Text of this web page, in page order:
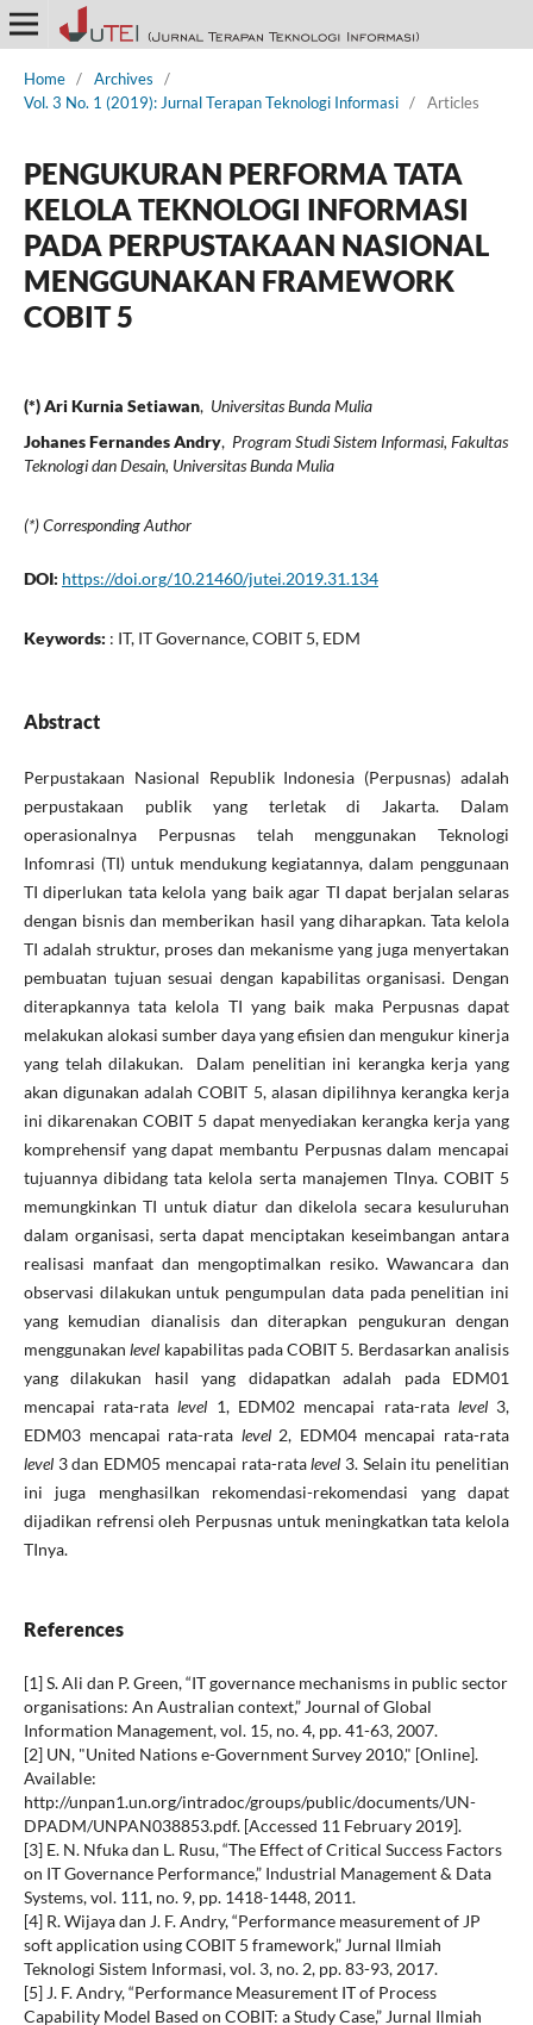
Home / Archives
/
Vol. 3 No. 1 (2019): Jurnal Terapan Teknologi Informasi / Articles
PENGUKURAN PERFORMA TATA
KELOLA TEKNOLOGI INFORMASI
PADA PERPUSTAKAAN NASIONAL
MENGGUNAKAN FRAMEWORK
COBIT 5
(*) Ari Kurnia Setiawan, Universitas Bunda Mulia
Johanes Fernandes Andry, Program Studi Sistem Informasi, Fakultas
Teknologi dan Desain, Universitas Bunda Mulia
(*) Corresponding Author
DOI: https://doi.org/10.21460/jutei.2019.31.134
Keywords: : IT, IT Governance, COBIT 5, EDM
Abstract
Perpustakaan Nasional Republik Indonesia (Perpusnas) adalah
perpustakaan publik yang terletak di Jakarta. Dalam
operasionalnya Perpusnas telah menggunakan Teknologi
Infomrasi (TI) untuk mendukung kegiatannya, dalam penggunaan
TI diperlukan tata kelola yang baik agar TI dapat berjalan selaras
dengan bisnis dan memberikan hasil yang diharapkan. Tata kelola
TI adalah struktur, proses dan mekanisme yang juga menyertakan
pembuatan tujuan sesuai dengan kapabilitas organisasi. Dengan
diterapkannya tata kelola TI yang baik maka Perpusnas dapat
melakukan alokasi sumber daya yang efisien dan mengukur kinerja
yang telah dilakukan. Dalam penelitian ini kerangka kerja yang
akan digunakan adalah COBIT 5, alasan dipilihnya kerangka kerja
ini dikarenakan COBIT 5 dapat menyediakan kerangka kerja yang
komprehensif yang dapat membantu Perpusnas dalam mencapai
tujuannya dibidang tata kelola serta manajemen TInya. COBIT 5
memungkinkan TI untuk diatur dan dikelola secara kesuluruhan
dalam organisasi, serta dapat menciptakan keseimbangan antara
realisasi manfaat dan mengoptimalkan resiko. Wawancara dan
observasi dilakukan untuk pengumpulan data pada penelitian ini
yang kemudian dianalisis dan diterapkan pengukuran dengan
menggunakanlevel kapabilitas pada COBIT 5. Berdasarkan analisis
yang dilakukan hasil yang didapatkan adalah pada EDM01
mencapai rata-ratalevel 1, EDM02 mencapai rata-rata level3,
EDM03 mencapai rata-rata level 2, EDM04 mencapai rata-rata
level 3 dan EDM05 mencapai rata-ratalevel 3. Selain itu penelitian
ini juga menghasilkan rekomendasi-rekomendasi yang dapat
dijadikan refrensi oleh Perpusnas untuk meningkatkan tata kelola
TInya.
References
[1] S. Ali dan P. Green, “IT governance mechanisms in public sector
organisations: An Australian context,” Journal of Global
Information Management, vol. 15, no. 4, pp. 41-63, 2007.
[2] UN, "United Nations e-Government Survey 2010," [Online].
Available:
http://unpan1.un.org/intradoc/groups/public/documents/UN-
DPADM/UNPAN038853.pdf. [Accessed 11 February 2019].
[3] E. N. Nfuka dan L. Rusu, “The Effect of Critical Success Factors
on IT Governance Performance,” Industrial Management & Data
Systems, vol. 111, no. 9, pp. 1418-1448, 2011.
[4] R. Wijaya dan J. F. Andry, “Performance measurement of JP
soft application using COBIT 5 framework,” Jurnal Ilmiah
Teknologi Sistem Informasi, vol. 3, no. 2, pp. 83-93, 2017.
[5] J. F. Andry, “Performance Measurement IT of Process
Capability Model Based on COBIT: a Study Case,” Jurnal Ilmiah